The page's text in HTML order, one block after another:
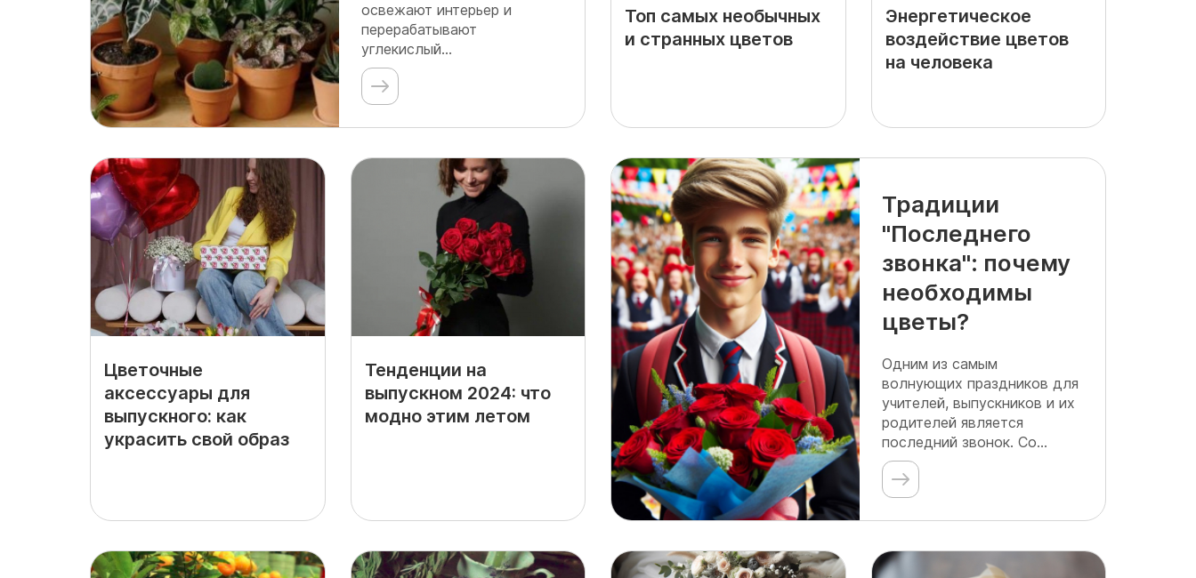
освежают интерьер и
перерабатывают
углекислый...
Топ самых необычных
и странных цветов
Энергетическое
воздействие цветов
на человека
Цветочные
аксессуары для
выпускного: как
украсить свой образ
Тенденции на
выпускном 2024: что
модно этим летом
Традиции
"Последнего
звонка": почему
необходимы
цветы?
Одним из самым
волнующих праздников для
учителей, выпускников и их
родителей является
последний звонок. Со...